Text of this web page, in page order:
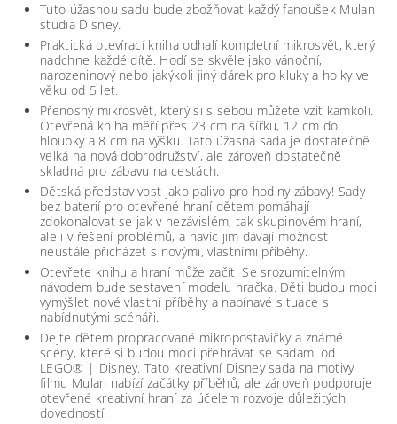
Tuto úžasnou sadu bude zbožňovat každý fanoušek Mulan
studia Disney.
Praktická otevírací kniha odhalí kompletní mikrosvět, který
nadchne každé dítě. Hodí se skvěle jako vánoční,
narozeninový nebo jakýkoli jiný dárek pro kluky a holky ve
věku od 5 let.
Přenosný mikrosvět, který si s sebou můžete vzít kamkoli.
Otevřená kniha měří přes 23 cm na šířku, 12 cm do
hloubky a 8 cm na výšku. Tato úžasná sada je dostatečně
velká na nová dobrodružství, ale zároveň dostatečně
skladná pro zábavu na cestách.
Dětská představivost jako palivo pro hodiny zábavy! Sady
bez baterií pro otevřené hraní dětem pomáhají
zdokonalovat se jak v nezávislém, tak skupinovém hraní,
ale i v řešení problémů, a navíc jim dávají možnost
neustále přicházet s novými, vlastními příběhy.
Otevřete knihu a hraní může začít. Se srozumitelným
návodem bude sestavení modelu hračka. Děti budou moci
vymýšlet nové vlastní příběhy a napínavé situace s
nabídnutými scénáři.
Dejte dětem propracované mikropostavičky a známé
scény, které si budou moci přehrávat se sadami od
LEGO® | Disney. Tato kreativní Disney sada na motivy
filmu Mulan nabízí začátky příběhů, ale zároveň podporuje
otevřené kreativní hraní za účelem rozvoje důležitých
dovedností.